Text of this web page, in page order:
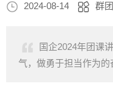
2024-08-14 群
国企2024年团课
气，做勇于担当作为的